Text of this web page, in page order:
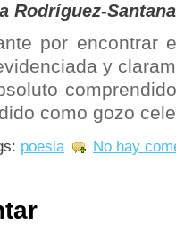
Rodríguez-Santana
por encontrar
y
como gozo
poesia No hay